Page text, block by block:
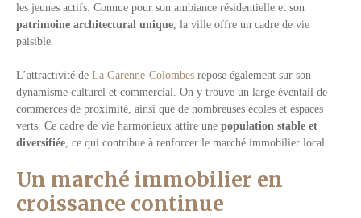
les jeunes actifs. Connue pour son ambiance résidentielle et son
patrimoine architectural unique, la ville offre un cadre de vie
paisible.
L’attractivité de La Garenne-Colombes repose également sur son
dynamisme culturel et commercial. On y trouve un large éventail de
commerces de proximité, ainsi que de nombreuses écoles et espaces
verts. Ce cadre de vie harmonieux attire une population stable et
diversifiée, ce qui contribue à renforcer le marché immobilier local.
Un marché immobilier en
croissance continue